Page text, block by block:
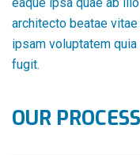
architecto beatae
ipsam voluptatem
fugit.
OUR PROCESS